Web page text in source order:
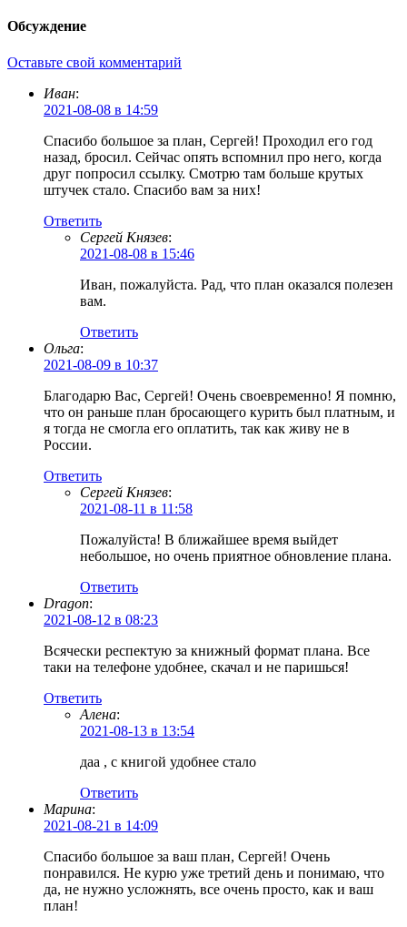
Обсуждение
Оставьте свой комментарий
Иван:
2021-08-08 в 14:59
Спасибо большое за план, Сергей! Проходил его год
назад, бросил. Сейчас опять вспомнил про него, когда
друг попросил ссылку. Смотрю там больше крутых
штучек стало. Спасибо вам за них!
Ответить
Сергей Князев:
2021-08-08 в 15:46
Иван, пожалуйста. Рад, что план оказался полезен
вам.
Ответить
Ольга:
2021-08-09 в 10:37
Благодарю Вас, Сергей! Очень своевременно! Я помню,
что он раньше план бросающего курить был платным, и
я тогда не смогла его оплатить, так как живу не в
России.
Ответить
Сергей Князев:
2021-08-11 в 11:58
Пожалуйста! В ближайшее время выйдет
небольшое, но очень приятное обновление плана.
Ответить
Dragon:
2021-08-12 в 08:23
Всячески респектую за книжный формат плана. Все
таки на телефоне удобнее, скачал и не паришься!
Ответить
Алена:
2021-08-13 в 13:54
даа , с книгой удобнее стало
Ответить
Марина:
2021-08-21 в 14:09
Спасибо большое за ваш план, Сергей! Очень
понравился. Не курю уже третий день и понимаю, что
да, не нужно усложнять, все очень просто, как и ваш
план!